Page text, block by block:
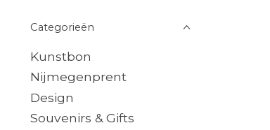
Categorieën
Kunstbon
Nijmegenprent
Design
Souvenirs & Gifts